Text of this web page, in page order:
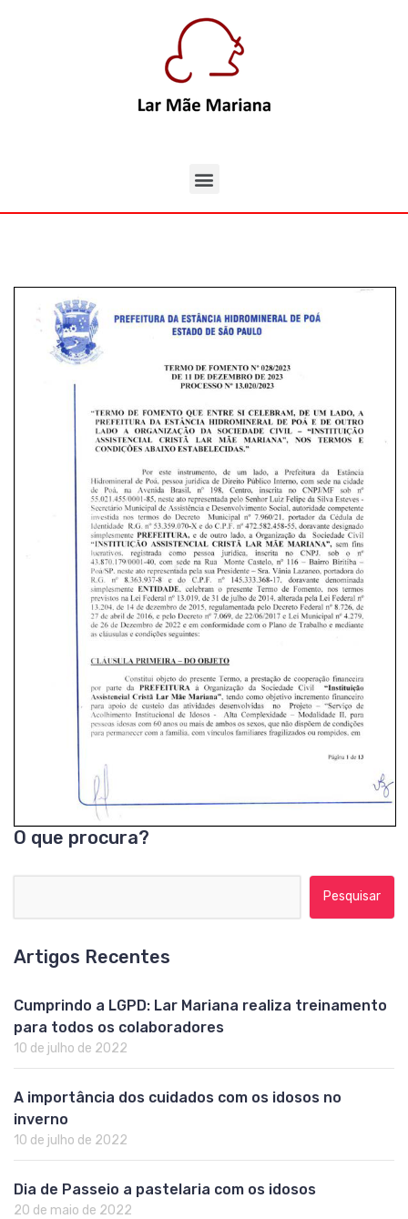
O que procura?
Artigos Recentes
Cumprindo a LGPD: Lar Mariana realiza treinamento
para todos os colaboradores
10 de julho de 2022
A importância dos cuidados com os idosos no
inverno
10 de julho de 2022
Dia de Passeio a pastelaria com os idosos
20 de maio de 2022